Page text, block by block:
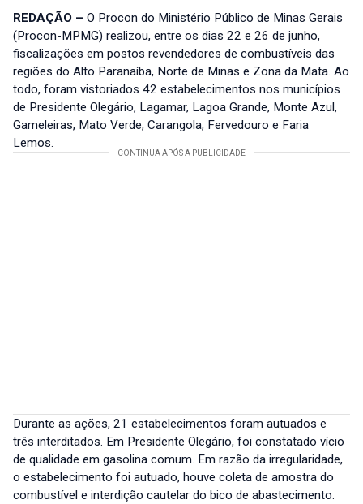
REDAÇÃO – O Procon do Ministério Público de Minas Gerais
(Procon-MPMG) realizou, entre os dias 22 e 26 de junho,
fiscalizações em postos revendedores de combustíveis das
regiões do Alto Paranaíba, Norte de Minas e Zona da Mata. Ao
todo, foram vistoriados 42 estabelecimentos nos municípios
de Presidente Olegário, Lagamar, Lagoa Grande, Monte Azul,
Gameleiras, Mato Verde, Carangola, Fervedouro e Faria
Lemos.
Durante as ações, 21 estabelecimentos foram autuados e
três interditados. Em Presidente Olegário, foi constatado vício
de qualidade em gasolina comum. Em razão da irregularidade,
o estabelecimento foi autuado, houve coleta de amostra do
combustível e interdição cautelar do bico de abastecimento.